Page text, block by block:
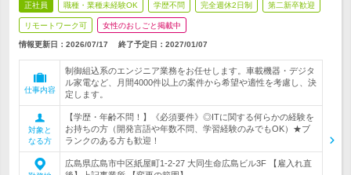
正社員 職種・業種未経験OK 学歴不問 完全週休2日制 第二新卒歓迎
リモートワーク可 女性のおしごと掲載中
情報更新日：2026/07/17 終了予定日： 2027/01/07
仕事内容
制御組込系のエンジニア業務をお任せします。車載機器・デジタ
ル家電など、月間4000件以上の案件から希望や適性を考慮し、決
定します。
対象と
なる方
【学歴・年齢不問！】《必須要件》◎ITに関する何らかの経験を
お持ちの方（開発言語や年数不問、学習経験のみでもOK）★ブ
ランクのある方も歓迎！
広島県広島市中区紙屋町1-2-27 大同生命広島ビル3F 【雇入れ直